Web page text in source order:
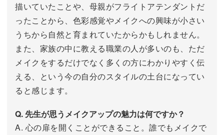
描いていたことや、母親がフライトアテンダントだ
ったことから、色彩感覚やメイクへの興味が小さい
うちから自然と育まれていたからかもしれません。
また、家族の中に教える職業の人が多いのも、ただ
メイクをするだけでなく多くの方にわかりやすく伝
える、という今の自分のスタイルの土台になってい
ると感じます。
Q. 先生が思うメイクアップの魅力は何ですか？
A. 心の扉を開くことができること。誰でもメイクで